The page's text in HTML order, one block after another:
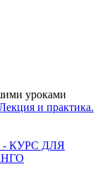
уроками
и практика.
- КУРС ДЛЯ